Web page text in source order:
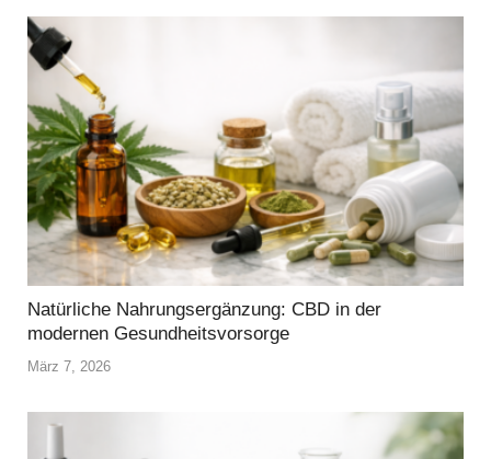
Natürliche Nahrungsergänzung: CBD in der
modernen Gesundheitsvorsorge
März 7, 2026